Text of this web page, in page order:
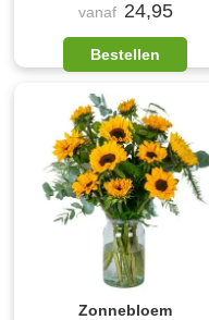
vanaf 24,95
Bestellen
Zonnebloem